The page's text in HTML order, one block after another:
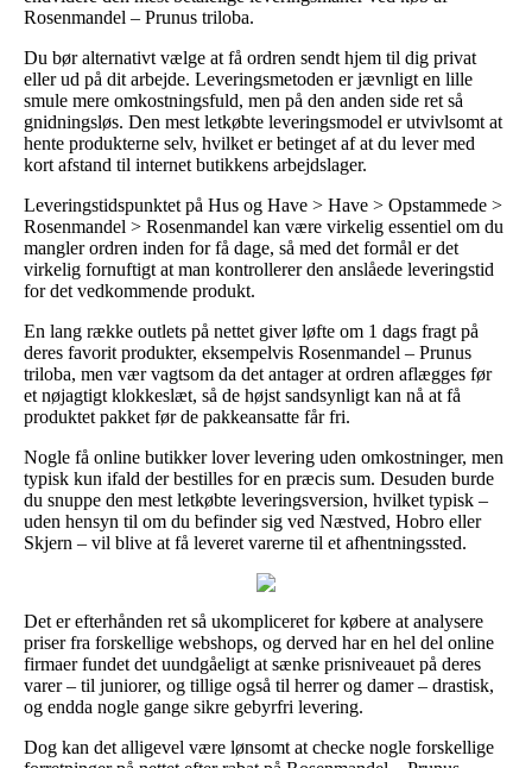
Rosenmandel – Prunus triloba.
Du bør alternativt vælge at få ordren sendt hjem til dig privat
eller ud på dit arbejde. Leveringsmetoden er jævnligt en lille
smule mere omkostningsfuld, men på den anden side ret så
gnidningsløs. Den mest letkøbte leveringsmodel er utvivlsomt at
hente produkterne selv, hvilket er betinget af at du lever med
kort afstand til internet butikkens arbejdslager.
Leveringstidspunktet på Hus og Have > Have > Opstammede >
Rosenmandel > Rosenmandel kan være virkelig essentiel om du
mangler ordren inden for få dage, så med det formål er det
virkelig fornuftigt at man kontrollerer den anslåede leveringstid
for det vedkommende produkt.
En lang række outlets på nettet giver løfte om 1 dags fragt på
deres favorit produkter, eksempelvis Rosenmandel – Prunus
triloba, men vær vagtsom da det antager at ordren aflægges før
et nøjagtigt klokkeslæt, så de højst sandsynligt kan nå at få
produktet pakket før de pakkeansatte får fri.
Nogle få online butikker lover levering uden omkostninger, men
typisk kun ifald der bestilles for en præcis sum. Desuden burde
du snuppe den mest letkøbte leveringsversion, hvilket typisk –
uden hensyn til om du befinder sig ved Næstved, Hobro eller
Skjern – vil blive at få leveret varerne til et afhentningssted.
Det er efterhånden ret så ukompliceret for købere at analysere
priser fra forskellige webshops, og derved har en hel del online
firmaer fundet det uundgåeligt at sænke prisniveauet på deres
varer – til juniorer, og tillige også til herrer og damer – drastisk,
og endda nogle gange sikre gebyrfri levering.
Dog kan det alligevel være lønsomt at checke nogle forskellige